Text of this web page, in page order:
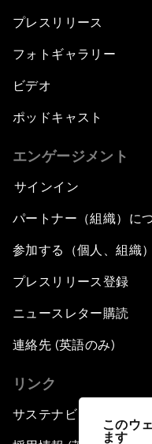
このウ
ます
プレスリリース
フォトギャラリー
ビデオ
ポッドキャスト
エンゲージメント
サインイン
パートナー（組織）に
参加する（個人、組織）
プレスリリース登録
ニュースレター購読
連絡先 (英語のみ)
リンク
サステナビリティへの取